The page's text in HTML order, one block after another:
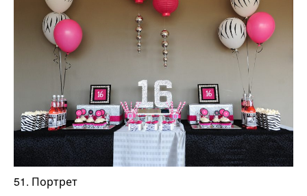
51. Портрет